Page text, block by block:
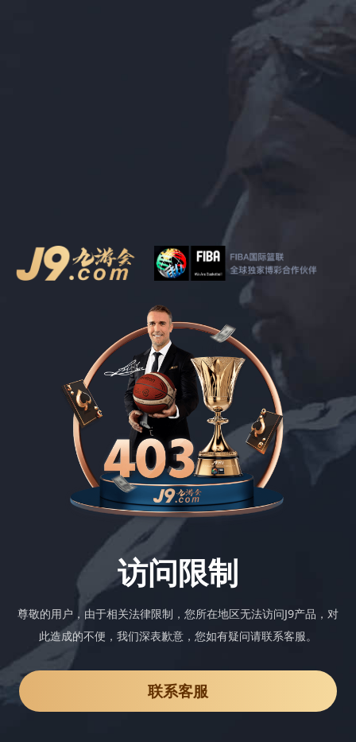
访问限制
尊敬的用户，由于相关法律限制，您所在地区无法访问J9产品，对
此造成的不便，我们深表歉意，您如有疑问请联系客服。
联系客服